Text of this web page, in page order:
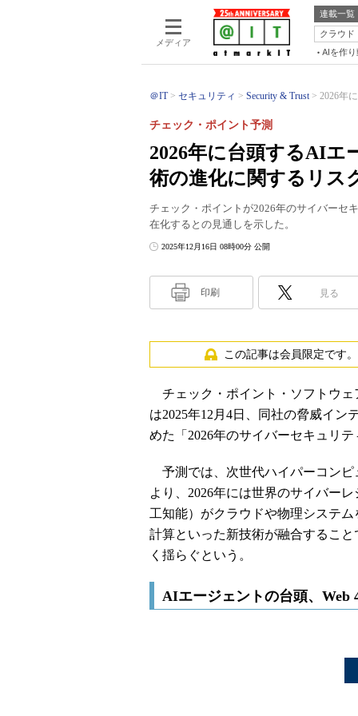
メディア
連載一覧
クラウド
AIを作
＠IT セキュリティ Security & Trust 2026年
2026年に台頭するAIエ
術の進化に関するリス
チェック・ポイント予測
チェック・ポイントが2026年のサイバーセ
在化するとの見通しを示した。
2025年12月16日 08時00分 公開
印刷 見る
この記事は会員限定です。
チェック・ポイント・ソフトウェ
は2025年12月4日、同社の脅威イン
めた「2026年のサイバーセキュリ
予測では、次世代ハイパーコンピ
より、2026年には世界のサイバー
工知能）がクラウドや物理システ
計算といった新技術が融合するこ
く揺らぐという。
AIエージェントの台頭、Web